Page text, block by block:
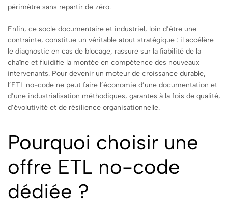
périmètre sans repartir de zéro.
Enfin, ce socle documentaire et industriel, loin d’être une
contrainte, constitue un véritable atout stratégique : il accélère
le diagnostic en cas de blocage, rassure sur la fiabilité de la
chaîne et fluidifie la montée en compétence des nouveaux
intervenants. Pour devenir un moteur de croissance durable,
l’ETL no-code ne peut faire l’économie d’une documentation et
d’une industrialisation méthodiques, garantes à la fois de qualité,
d’évolutivité et de résilience organisationnelle.
Pourquoi choisir une
offre ETL no-code
dédiée ?